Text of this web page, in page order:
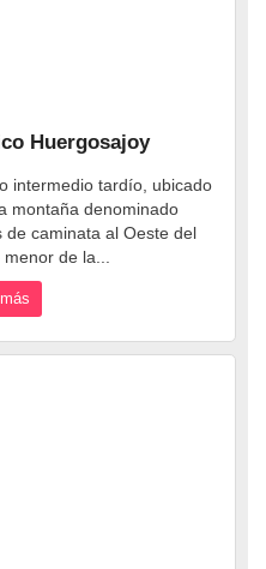
Huergosajoy
intermedio tardío, ubicado
montaña denominado
de caminata al Oeste del
de la...